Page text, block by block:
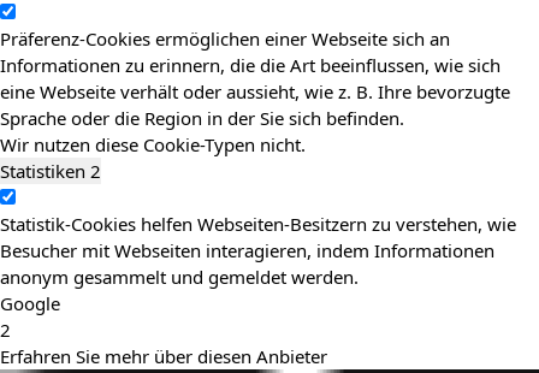
Präferenz-Cookies ermöglichen einer Webseite sich an
Informationen zu erinnern, die die Art beeinflussen, wie sich
eine Webseite verhält oder aussieht, wie z. B. Ihre bevorzugte
Sprache oder die Region in der Sie sich befinden.
Wir nutzen diese Cookie-Typen nicht.
Statistiken 2
Statistik-Cookies helfen Webseiten-Besitzern zu verstehen, wie
Besucher mit Webseiten interagieren, indem Informationen
anonym gesammelt und gemeldet werden.
Google
2
Erfahren Sie mehr über diesen Anbieter